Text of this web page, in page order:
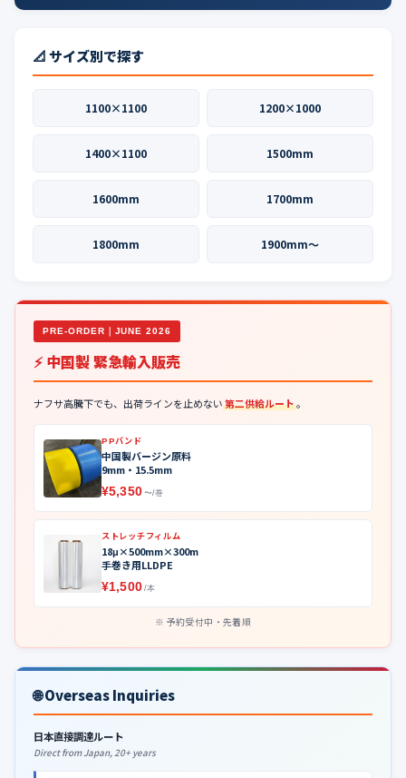
📐 サイズ別で探す
1100×1100 1200×1000
1400×1100 1500mm
1600mm 1700mm
1800mm 1900mm〜
PRE-ORDER｜JUNE 2026
⚡ 中国製 緊急輸入販売
ナフサ高騰下でも、出荷ラインを止めない第二供給ルート。
PPバンド
中国製バージン原料
9mm・15.5mm
¥5,350 〜/巻
ストレッチフィルム
18μ×500mm×300m
手巻き用LLDPE
¥1,500 /本
予約受付中・先着順
🌐 Overseas Inquiries
日本直接調達ルート
Direct from Japan, 20+ years